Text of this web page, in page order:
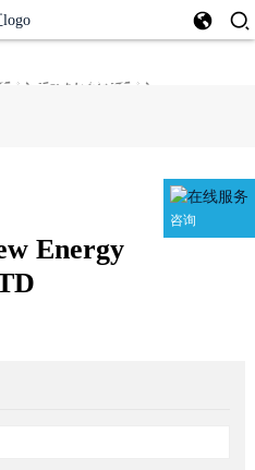
咨询
统和储能系统
Energy